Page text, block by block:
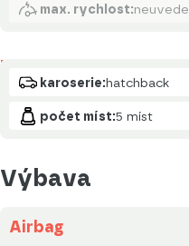
max. rychlost:
Karoserie
karoserie:hatchback
počet míst:5 míst
Výbava
Airbag